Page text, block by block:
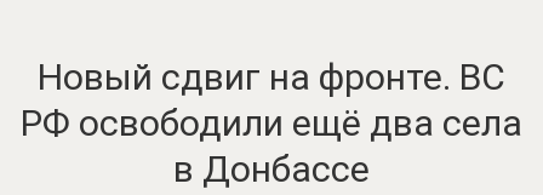
Новый сдвиг на фронте. ВС
РФ освободили ещё два села
в Донбассе